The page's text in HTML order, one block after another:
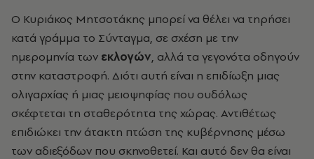
Ο Κυριάκος Μητσοτάκης μπορεί να θέλει να τηρήσει
κατά γράμμα το Σύνταγμα, σε σχέση με την
ημερομηνία των εκλογών, αλλά τα γεγονότα οδηγούν
στην καταστροφή. Διότι αυτή είναι η επιδίωξη μιας
ολιγαρχίας ή μιας μειοψηφίας που ουδόλως
σκέφτεται τη σταθερότητα της χώρας. Αντιθέτως
επιδιώκει την άτακτη πτώση της κυβέρνησης μέσω
των αδιεξόδων που σκηνοθετεί. Και αυτό δεν θα είναι